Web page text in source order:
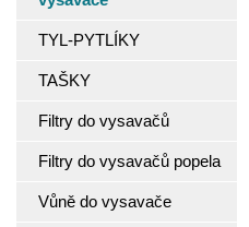
TYL-PYTLÍKY
TAŠKY
Filtry do vysavačů
Filtry do vysavačů popela
Vůně do vysavače